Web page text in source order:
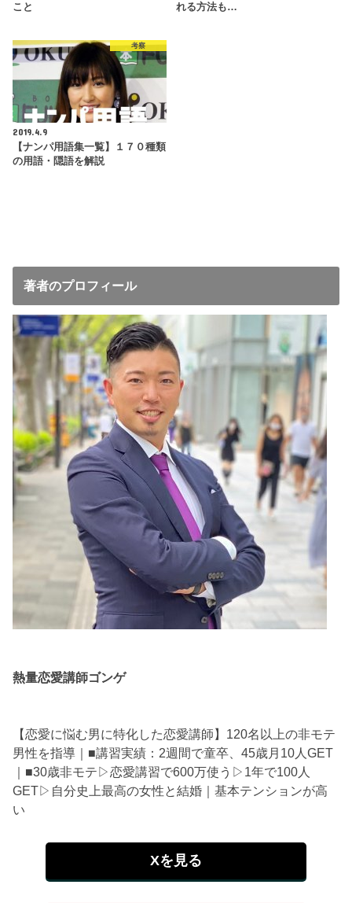
こと
れる方法も…
考察
2019.4.9
【ナンパ用語集一覧】１７０種類
の用語・隠語を解説
著者のプロフィール
熱量恋愛講師ゴンゲ
【恋愛に悩む男に特化した恋愛講師】120名以上の非モテ
男性を指導｜■講習実績：2週間で童卒、45歳月10人GET
｜■30歳非モテ▷恋愛講習で600万使う▷1年で100人
GET▷自分史上最高の女性と結婚｜基本テンションが高
い
Xを見る